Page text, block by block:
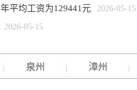
平均工资为129441元 2026-05-15
2026-05-15
泉州 漳州